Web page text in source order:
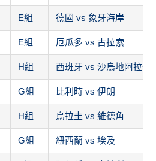
E組 德國 vs 象牙海岸
E組 厄瓜多 vs 古拉索
H組 西班牙 vs 沙烏地阿拉伯
G組 比利時 vs 伊朗
H組 烏拉圭 vs 維德角
G組 紐西蘭 vs 埃及